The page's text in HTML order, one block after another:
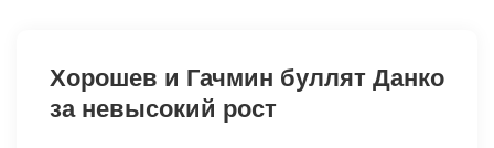
Хорошев и Гачмин буллят Данко
за невысокий рост